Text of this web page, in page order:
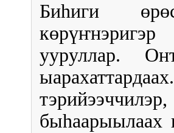
Биһиги
ууруллар.
быһаарыылаах